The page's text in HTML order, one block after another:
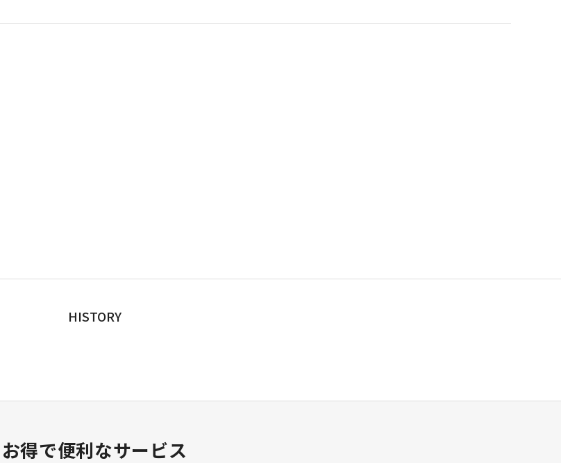
HISTORY
お得で便利なサービス